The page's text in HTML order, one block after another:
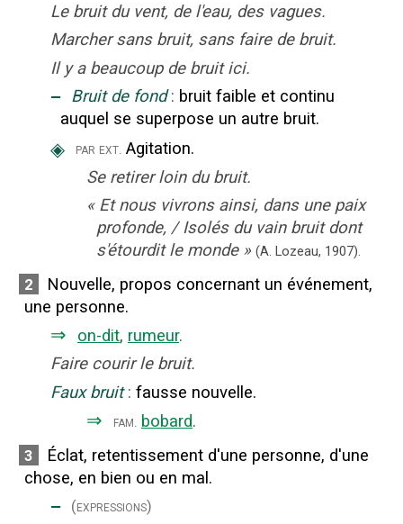
Le bruit du vent, de l'eau, des vagues.
Marcher sans bruit, sans faire de bruit.
Il y a beaucoup de bruit ici.
‒ Bruit de fond : bruit faible et continu
auquel se superpose un autre bruit.
◈ par ext. Agitation.
Se retirer loin du bruit.
« Et nous vivrons ainsi, dans une paix
profonde, / Isolés du vain bruit dont
s'étourdit le monde » (A. Lozeau, 1907).
2
Nouvelle, propos concernant un événement,
une personne.
⇒ on-dit, rumeur.
Faire courir le bruit.
Faux bruit : fausse nouvelle.
⇒ fam. bobard.
3
Éclat, retentissement d'une personne, d'une
chose, en bien ou en mal.
‒ (expressions)